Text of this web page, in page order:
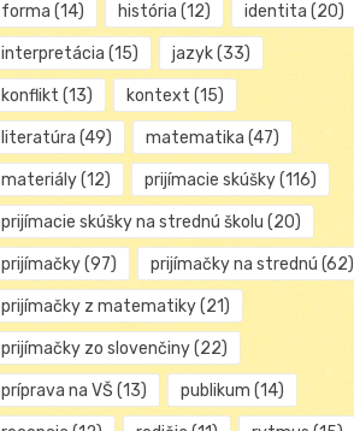
forma (14) história (12) identita (20)
interpretácia (15) jazyk(33)
konflikt (13) kontext (15)
literatúra (49) matematika (47)
materiály(12) prijímacie skúšky(116)
prijímacie skúšky na strednú školu (20)
prijímačky(97) prijímačky na strednú (62)
prijímačky z matematiky(21)
prijímačky zo slovenčiny(22)
príprava na VŠ (13) publikum (14)